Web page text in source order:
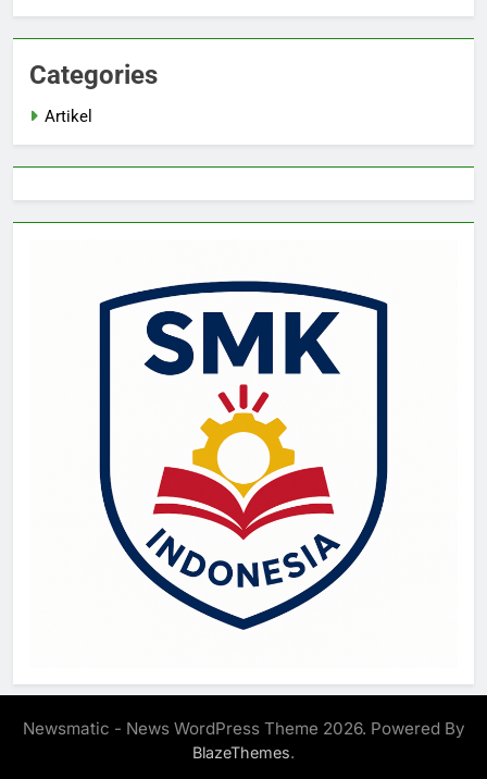
Categories
Artikel
Newsmatic - News WordPress Theme 2026. Powered By
BlazeThemes.